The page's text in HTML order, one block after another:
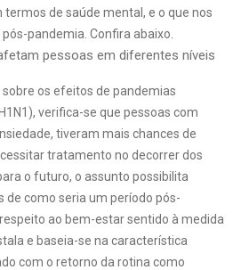
de saúde mental, e o que nos
pandemia. Confira abaixo.
pessoas em diferentes níveis
os efeitos de pandemias
verifica-se que pessoas com
tiveram mais chances de
tratamento no decorrer dos
o futuro, o assunto possibilita
de como seria um período pós-
ao bem-estar sentido à medida
e baseia-se na característica
com o retorno da rotina como